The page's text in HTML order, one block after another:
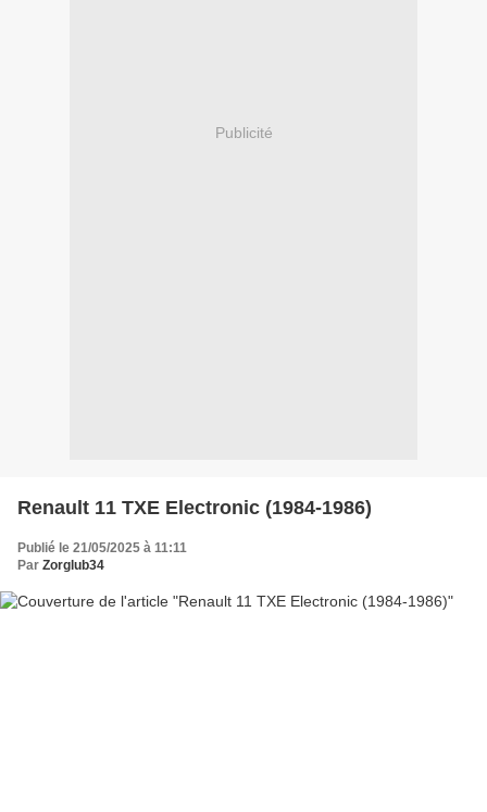
Publicité
Renault 11 TXE Electronic (1984-1986)
Publié le 21/05/2025 à 11:11
Par Zorglub34